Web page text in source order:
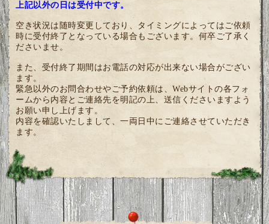
上記以外の日は受付中です。
空き状況は随時変更しており、タイミングによってはご依頼
時に受付終了となっている場合もございます。何卒ご了承く
ださいませ。
また、受付終了期間はお電話の対応が出来ない場合がござい
ます。
緊急以外のお問合わせやご予約依頼は、Webサイトの各フォ
ームから内容とご連絡先を明記の上、送信くださいますよう
お願い申し上げます。
内容を確認いたしまして、一両日中にご連絡させていただき
ます。